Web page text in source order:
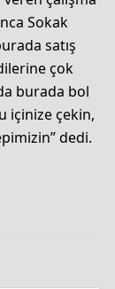
Sokak
satış
çok
burada bol
içinize çekin,
dedi.